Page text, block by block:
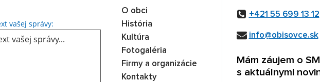
vašej správy: Text vašej správy...
O obci
História
Kultúra
Fotogaléria
Firmy a organizácie
Kontakty
+421 55 699 13 12
info@obisovce.sk
Mám záujem o
s aktuálnymi